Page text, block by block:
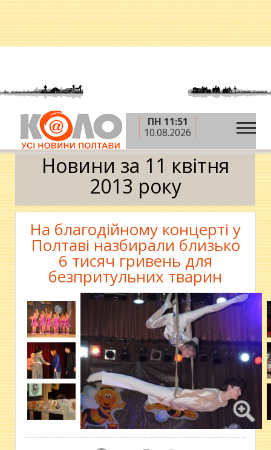
ПН 11:51
10.08.2026
Головна » 2013 рік » квітень »11 квітня
Календар
Новини за 11 квітня
2013 року
На благодійному концерті у
Полтаві назбирали близько
6 тисяч гривень для
безпритульних тварин